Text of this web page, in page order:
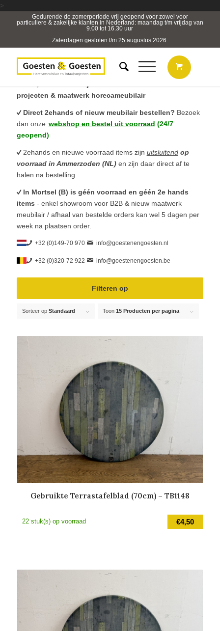
>
Gedurende de zomerperiode vrij geopend voor zowel voor
particuliere & zakelijke klanten in Nederland: maandag t/m vrijdag van
9.00 tot 16.30 uur
Zaterdagen gesloten t/m 25 augustus 2026.
projecten & maatwerk horecameubilair
Direct 2ehands of nieuw meubilair bestellen? Bezoek
dan onze webshop en bestel uit voorraad (24/7
geopend)
2ehands en nieuwe voorraad items zijn uitsluitend op
voorraad in Ammerzoden (NL)en zijn daar direct af te
halen na bestelling
In Mortsel (B) is géén voorraad en géén 2e hands
items - enkel showroom voor B2B & nieuw maatwerk
meubilair / afhaal van bestelde orders kan wel 5 dagen per
week na plaatsen order.
+32 (0)149-70 970 info@goestenengoesten.nl
+32 (0)320-72 922 info@goestenengoesten.be
Filteren op
Sorteer op Standaard Toon 15 Producten per pagina
Gebruikte Terrastafelblad (70cm) – TB1148
€4,50
22 stuk(s) op voorraad